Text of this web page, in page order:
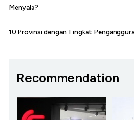
Menyala?
10 Provinsi dengan Tingkat
Recommendation